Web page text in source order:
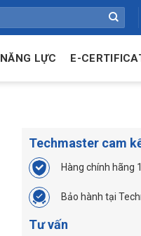
NĂNG LỰC E-
Techmaster cam
Hàng chính hãng
Bảo hành tại
Tư vấn